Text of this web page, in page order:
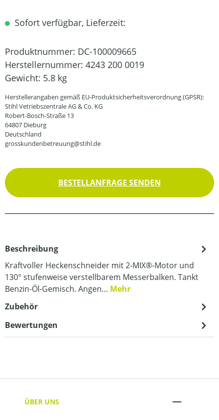
Sofort verfügbar, Lieferzeit:
Produktnummer: DC-100009665
Herstellernummer: 4243 200 0019
Gewicht: 5.8 kg
Herstellerangaben gemäß EU-Produktsicherheitsverordnung (GPSR):
Stihl Vetriebszentrale AG & Co. KG
Robert-Bosch-Straße 13
64807 Dieburg
Deutschland
grosskundenbetreuung@stihl.de
BESTELLANFRAGE SENDEN
Beschreibung
Kraftvoller Heckenschneider mit 2-MIX®-Motor und
130° stufenweise verstellbarem Messerbalken. Tankt
Benzin-Öl-Gemisch. Angen… Mehr
Zubehör
Bewertungen
ÜBER UNS